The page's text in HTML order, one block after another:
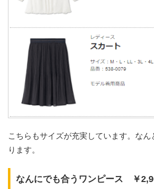
こちらもサイズが充実しています。なん
ります。
なんにでも合うワンピース ￥